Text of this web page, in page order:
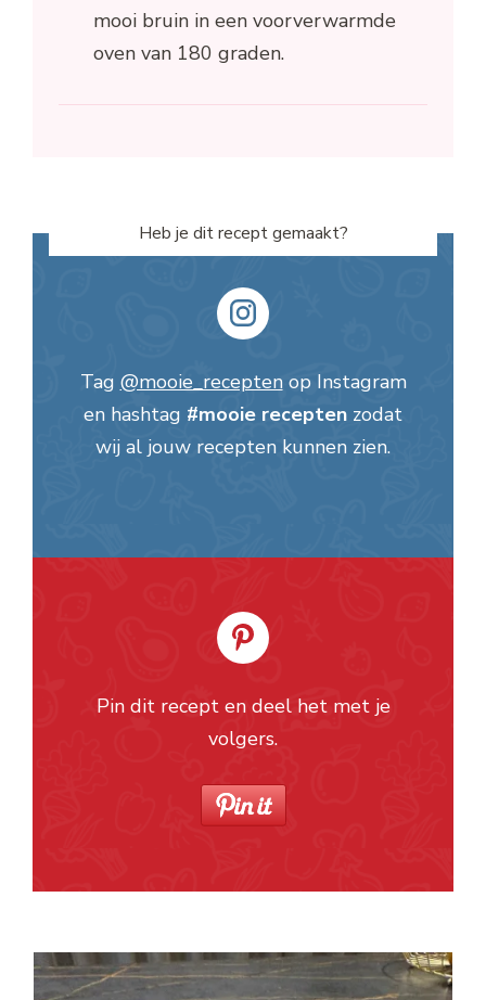
mooi bruin in een voorverwarmde
oven van 180 graden.
Heb je dit recept gemaakt?
Tag @mooie_receptenop Instagram
en hashtag #mooie recepten zodat
wij al jouw recepten kunnen zien.
Pin dit recept en deel het met je
volgers.